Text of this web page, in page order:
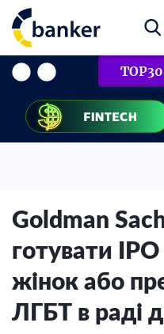
Goldman
готувати
жінок або
ЛГБТ в раді